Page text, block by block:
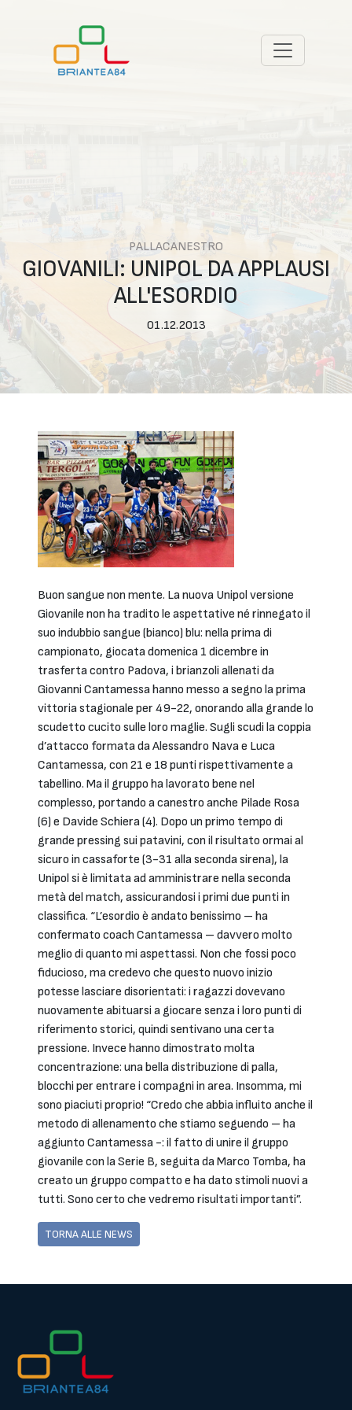
PALLACANESTRO
GIOVANILI: UNIPOL DA APPLAUSI
ALL'ESORDIO
01.12.2013
Buon sangue non mente. La nuova Unipol versione
Giovanile non ha tradito le aspettative né rinnegato il
suo indubbio sangue (bianco) blu: nella prima di
campionato, giocata domenica 1 dicembre in
trasferta contro Padova, i brianzoli allenati da
Giovanni Cantamessa hanno messo a segno la prima
vittoria stagionale per 49-22, onorando alla grande lo
scudetto cucito sulle loro maglie. Sugli scudi la coppia
d’attacco formata da Alessandro Nava e Luca
Cantamessa, con 21 e 18 punti rispettivamente a
tabellino. Ma il gruppo ha lavorato bene nel
complesso, portando a canestro anche Pilade Rosa
(6) e Davide Schiera (4). Dopo un primo tempo di
grande pressing sui patavini, con il risultato ormai al
sicuro in cassaforte (3-31 alla seconda sirena), la
Unipol si è limitata ad amministrare nella seconda
metà del match, assicurandosi i primi due punti in
classifica. “L’esordio è andato benissimo – ha
confermato coach Cantamessa – davvero molto
meglio di quanto mi aspettassi. Non che fossi poco
fiducioso, ma credevo che questo nuovo inizio
potesse lasciare disorientati: i ragazzi dovevano
nuovamente abituarsi a giocare senza i loro punti di
riferimento storici, quindi sentivano una certa
pressione. Invece hanno dimostrato molta
concentrazione: una bella distribuzione di palla,
blocchi per entrare i compagni in area. Insomma, mi
sono piaciuti proprio! “Credo che abbia influito anche il
metodo di allenamento che stiamo seguendo – ha
aggiunto Cantamessa -: il fatto di unire il gruppo
giovanile con la Serie B, seguita da Marco Tomba, ha
creato un gruppo compatto e ha dato stimoli nuovi a
tutti. Sono certo che vedremo risultati importanti”.
TORNA ALLE NEWS